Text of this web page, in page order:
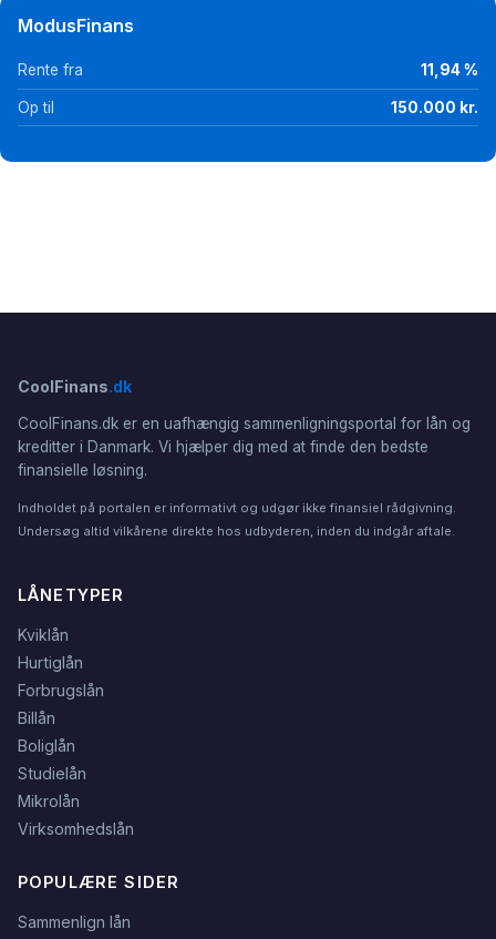
ModusFinans
Rente fra 11,94 %
Op til 150.000 kr.
CoolFinans.dk
CoolFinans.dk er en uafhængig sammenligningsportal for lån og
kreditter i Danmark. Vi hjælper dig med at finde den bedste
finansielle løsning.
Indholdet på portalen er informativt og udgør ikke finansiel rådgivning.
Undersøg altid vilkårene direkte hos udbyderen, inden du indgår aftale.
LÅNETYPER
Kviklån
Hurtiglån
Forbrugslån
Billån
Boliglån
Studielån
Mikrolån
Virksomhedslån
POPULÆRE SIDER
Sammenlign lån